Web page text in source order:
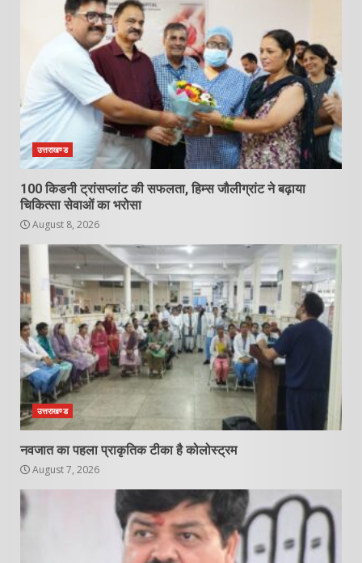
उत्तराखण्ड
100 किडनी ट्रांसप्लांट की सफलता, हिम्स जौलीग्रांट ने बढ़ाया
चिकित्सा सेवाओं का भरोसा
August 8, 2026
उत्तराखण्ड
नवजात का पहला प्राकृतिक टीका है कोलोस्ट्रम
August 7, 2026